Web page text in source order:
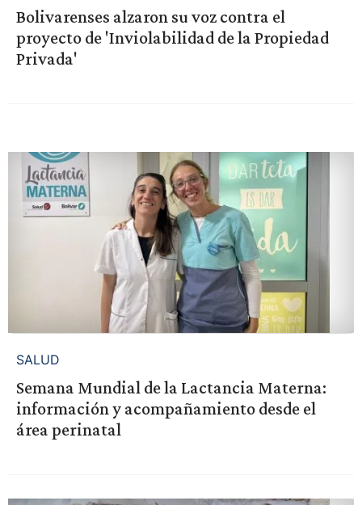
Bolivarenses alzaron su voz contra el
proyecto de 'Inviolabilidad de la Propiedad
Privada'
SALUD
Semana Mundial de la Lactancia Materna:
información y acompañamiento desde el
área perinatal